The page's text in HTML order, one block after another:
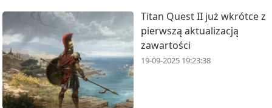
Titan Quest II już wkrótce z
pierwszą aktualizacją
zawartości
19-09-2025 19:23:38